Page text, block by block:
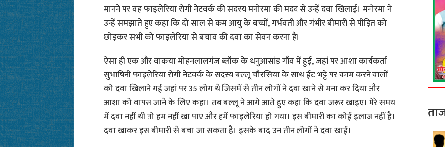
मानने पर वह फाइलेरिया रोगी नेटवर्क की सदस्य मनोरमा की मदद से उन्हें दवा खिलाई। मनोरमा ने
उन्हें समझाते हुए कहा कि दो साल से कम आयु के बच्चों, गर्भवती और गंभीर बीमारी से पीड़ित को
छोड़कर सभी को फाइलेरिया से बचाव की दवा का सेवन करना है।
ऐसा ही एक और वाकया मोहनलालगंज ब्लॉक के धनुआसांड गाँव में हुई, जहां पर आशा कार्यकर्ता
सुभाषिनी फाइलेरिया रोगी नेटवर्क के सदस्य बल्लू चौरसिया के साथ ईंट भट्टे पर काम करने वालों
को दवा खिलाने गई जहां पर 35 लोग थे जिसमें से तीन लोगों ने दवा खाने से मना कर दिया और
आशा को वापस जाने के लिए कहा। तब बल्लू ने आगे आते हुए कहा कि दवा जरूर खाइए। मेरे समय
में दवा नहीं थी तो हम नहीं खा पाए और हमें फाइलेरिया हो गया। इस बीमारी का कोई इलाज नहीं है।
दवा खाकर इस बीमारी से बचा जा सकता है। इसके बाद उन तीन लोगों ने दवा खाई।